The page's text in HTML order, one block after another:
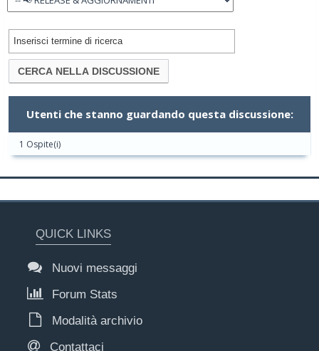
Utenti che stanno guardando questa discussione:
1 Ospite(i)
QUICK LINKS
Nuovi messaggi
Forum Stats
Modalità archivio
Contattaci